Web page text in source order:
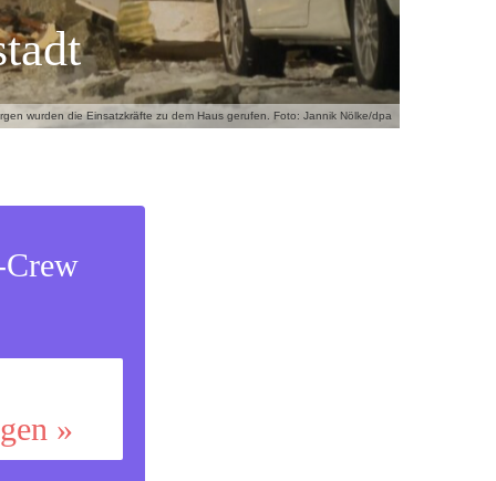
wurden die Einsatzkräfte zu dem Haus gerufen. Foto: Jannik Nölke/dpa
»